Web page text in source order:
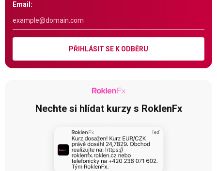
Email:
PŘIHLÁSIT SE K ODBĚRU
Nechte si hlídat kurzy s RoklenFx